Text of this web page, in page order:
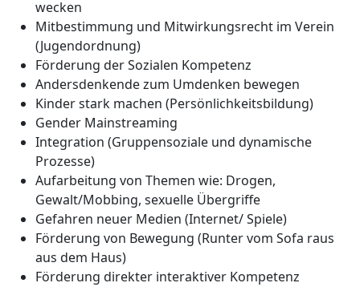
wecken
Mitbestimmung und Mitwirkungsrecht im Verein
(Jugendordnung)
Förderung der Sozialen Kompetenz
Andersdenkende zum Umdenken bewegen
Kinder stark machen (Persönlichkeitsbildung)
Gender Mainstreaming
Integration (Gruppensoziale und dynamische
Prozesse)
Aufarbeitung von Themen wie: Drogen,
Gewalt/Mobbing, sexuelle Übergriffe
Gefahren neuer Medien (Internet/ Spiele)
Förderung von Bewegung (Runter vom Sofa raus
aus dem Haus)
Förderung direkter interaktiver Kompetenz